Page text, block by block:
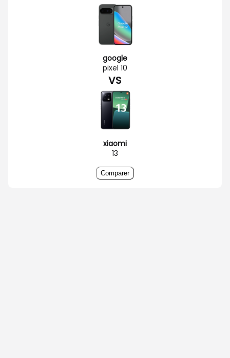
google
pixel 10
VS
xiaomi
13
Comparer